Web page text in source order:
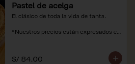
Pastel de acelga
El clásico de toda la vida de tanta.
*Nuestros precios están expresados en
S/ 84.00